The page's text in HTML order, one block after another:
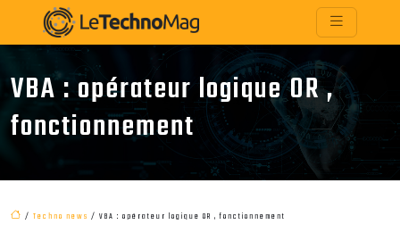
VBA : opérateur logique OR ,
fonctionnement
/ Techno news / VBA : opérateur logique OR , fonctionnement